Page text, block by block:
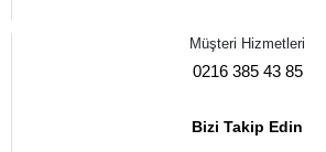
Müşteri Hizmetleri
0216 385 43 85
Bizi Takip Edin